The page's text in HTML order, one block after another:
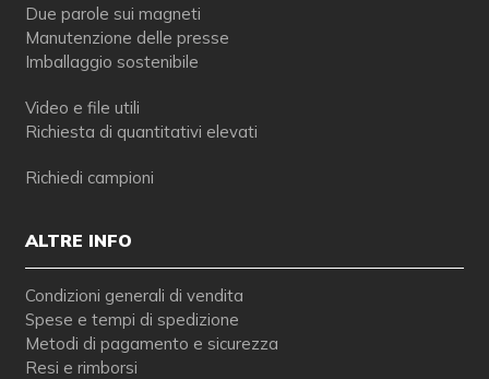
Due parole sui magneti
Manutenzione delle presse
Imballaggio sostenibile
Video e file utili
Richiesta di quantitativi elevati
Richiedi campioni
ALTRE INFO
Condizioni generali di vendita
Spese e tempi di spedizione
Metodi di pagamento e sicurezza
Resi e rimborsi